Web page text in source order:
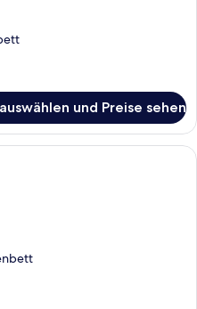
und Preise sehen
Ein kleines Zimmer mit zwei